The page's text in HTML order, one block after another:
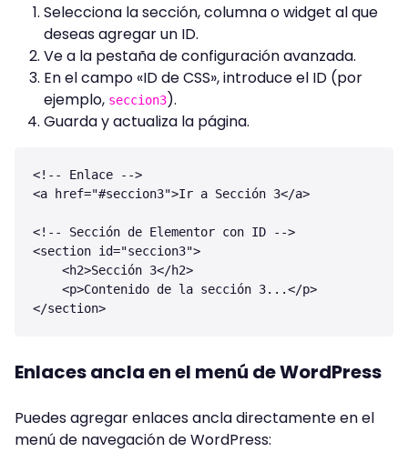
Selecciona la sección, columna o widget al que
deseas agregar un ID.
Ve a la pestaña de configuración avanzada.
En el campo «ID de CSS», introduce el ID (por
ejemplo, seccion3).
Guarda y actualiza la página.
<!-- Enlace -->
<a href="#seccion3">Ir a Sección 3</a>
<!-- Sección de Elementor con ID -->
<section id="seccion3">
    <h2>Sección 3</h2>
    <p>Contenido de la sección 3...</p>
Enlaces ancla en el menú de WordPress
Puedes agregar enlaces ancla directamente en el
menú de navegación de WordPress: